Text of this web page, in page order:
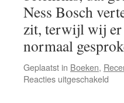
Ness Bosch
zit, terwijl wij er
normaal
Geplaatst in Boeken,
Reacties uitgeschakeld